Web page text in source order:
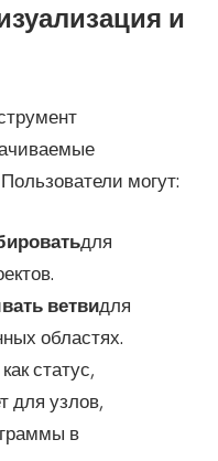
и
могут:
для
ветвидля
областях.
статус,
для узлов,
в